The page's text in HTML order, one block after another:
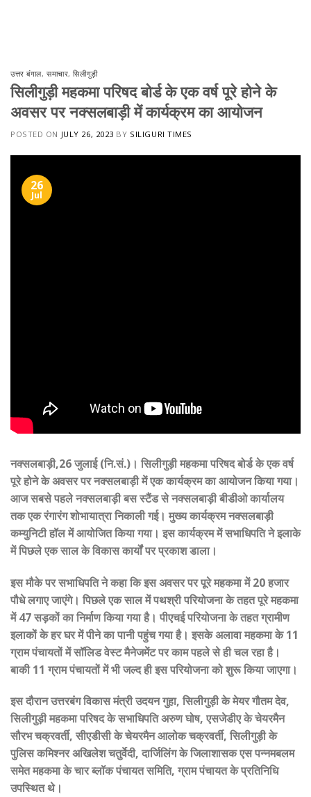
उत्तर बंगाल,समाचार,सिलीगुड़ी
सिलीगुड़ी महकमा परिषद बोर्ड के एक वर्ष पूरे होने के
अवसर पर नक्सलबाड़ी में कार्यक्रम का आयोजन
POSTED ON JULY 26, 2023 BY SILIGURI TIMES
26
Jul
नक्सलबाड़ी,26 जुलाई (नि.सं.)। सिलीगुड़ी महकमा परिषद बोर्ड के एक वर्ष
पूरे होने के अवसर पर नक्सलबाड़ी में एक कार्यक्रम का आयोजन किया गया।
आज सबसे पहले नक्सलबाड़ी बस स्टैंड से नक्सलबाड़ी बीडीओ कार्यालय
तक एक रंगारंग शोभायात्रा निकाली गई। मुख्य कार्यक्रम नक्सलबाड़ी
कम्युनिटी हॉल में आयोजित किया गया। इस कार्यक्रम में सभाधिपति ने इलाके
में पिछले एक साल के विकास कार्यों पर प्रकाश डाला।
इस मौके पर सभाधिपति ने कहा कि इस अवसर पर पूरे महकमा में 20 हजार
पौधे लगाए जाएंगे। पिछले एक साल में पथश्री परियोजना के तहत पूरे महकमा
में 47 सड़कों का निर्माण किया गया है। पीएचई परियोजना के तहत ग्रामीण
इलाकों के हर घर में पीने का पानी पहुंच गया है। इसके अलावा महकमा के 11
ग्राम पंचायतों में सॉलिड वेस्ट मैनेजमेंट पर काम पहले से ही चल रहा है।
बाकी 11 ग्राम पंचायतों में भी जल्द ही इस परियोजना को शुरू किया जाएगा।
इस दौरान उत्तरबंग विकास मंत्री उदयन गुहा, सिलीगुड़ी के मेयर गौतम देव,
सिलीगुड़ी महकमा परिषद के सभाधिपति अरुण घोष, एसजेडीए के चेयरमैन
सौरभ चक्रवर्ती, सीएडीसी के चेयरमैन आलोक चक्रवर्ती, सिलीगुड़ी के
पुलिस कमिश्नर अखिलेश चतुर्वेदी, दार्जिलिंग के जिलाशासक एस पन्नमबलम
समेत महकमा के चार ब्लॉक पंचायत समिति, ग्राम पंचायत के प्रतिनिधि
उपस्थित थे।